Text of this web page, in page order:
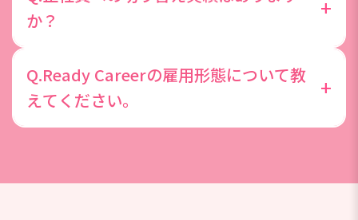
きた際は、取得できる制度がございます。
か？
+
す。2025年度直雇用切替率実績として、実際に5人
に1人が派遣先での正社員化を実現しています。
Q.Ready Careerの雇用形態について教
えてください。
+
の派遣社員との違いは、DYMキャリアと無期限契約